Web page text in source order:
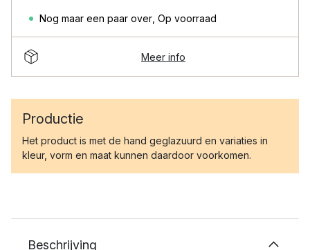
Nog maar een paar over Op voorraad
Meer info
Productie
Het product is met de hand geglazuurd en variaties in
kleur, vorm en maat kunnen daardoor voorkomen.
Beschrijving